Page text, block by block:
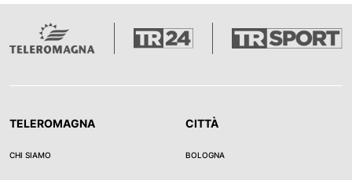
TELEROMAGNA
CHI SIAMO
CITTÀ
BOLOGNA